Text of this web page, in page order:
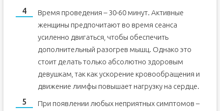
Время проведения – 30-60 минут. Активные
женщины предпочитают во время сеанса
усиленно двигаться, чтобы обеспечить
дополнительный разогрев мышц. Однако это
стоит делать только абсолютно здоровым
девушкам, так как ускорение кровообращения и
движение лимфы повышает нагрузку на сердце.
При появлении любых неприятных симптомов –